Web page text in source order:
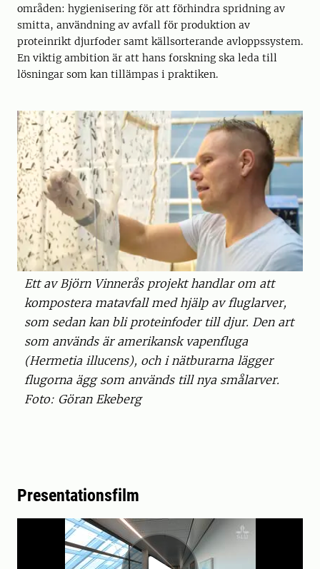
områden: hygienisering för att förhindra spridning av
smitta, användning av avfall för produktion av
proteinrikt djurfoder samt källsorterande avloppssystem.
En viktig ambition är att hans forskning ska leda till
lösningar som kan tillämpas i praktiken.
Ett av Björn Vinnerås projekt handlar om att
kompostera matavfall med hjälp av fluglarver,
som sedan kan bli proteinfoder till djur. Den art
som används är amerikansk vapenfluga
(Hermetia illucens), och i nätburarna lägger
flugorna ägg som används till nya smålarver.
Foto: Göran Ekeberg
Presentationsfilm